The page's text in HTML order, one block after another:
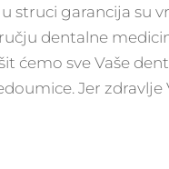
struci garancija su
dentalne
ćemo sve Vaše
Jer zdravlje